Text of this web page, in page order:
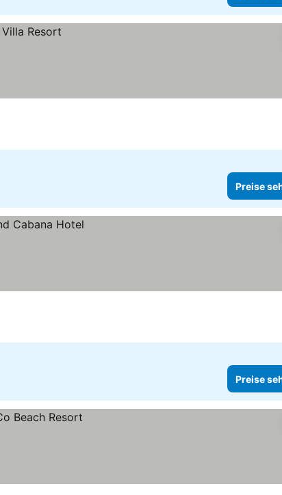
Preise
Preise